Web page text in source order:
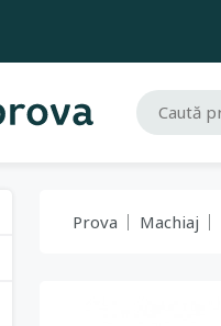
Prova Machiaj